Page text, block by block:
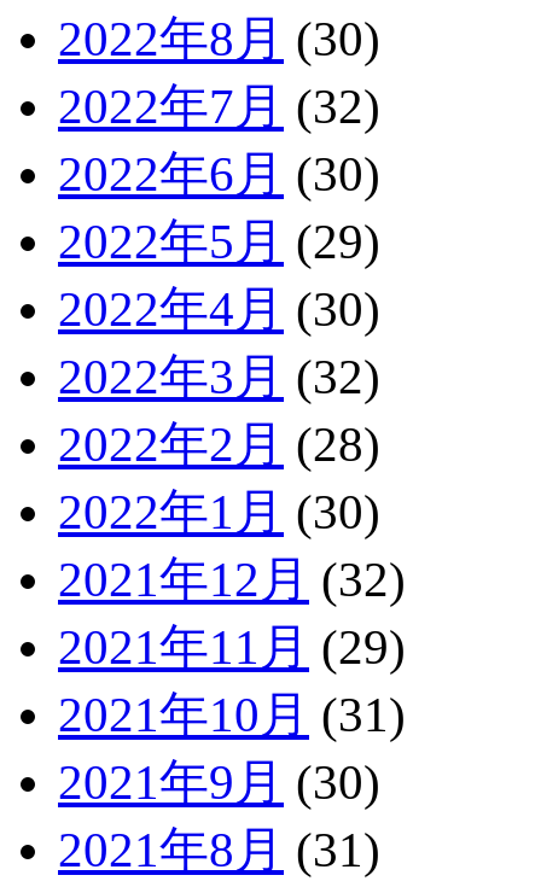
2022年8月 (30)
2022年7月 (32)
2022年6月 (30)
2022年5月 (29)
2022年4月 (30)
2022年3月 (32)
2022年2月 (28)
2022年1月 (30)
2021年12月 (32)
2021年11月 (29)
2021年10月 (31)
2021年9月 (30)
2021年8月 (31)